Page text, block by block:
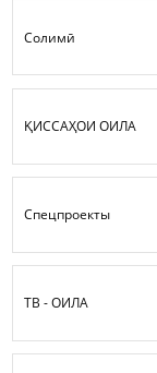
Солимӣ
ҚИССАҲОИ ОИЛА
Спецпроекты
ТВ - ОИЛА